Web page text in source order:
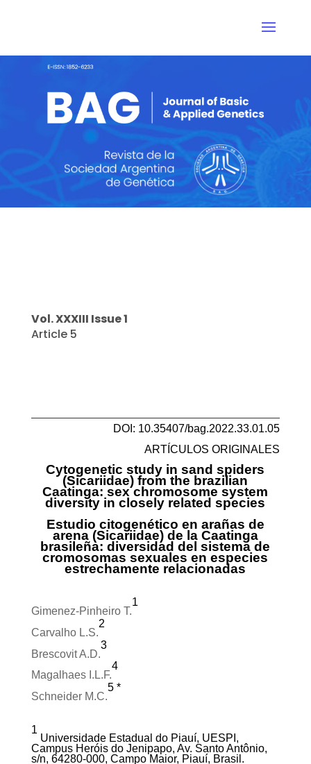
Vol. XXXIII Issue 1
Article 5
DOI: 10.35407/bag.2022.33.01.05
ARTÍCULOS ORIGINALES
Cytogenetic study in sand spiders
(Sicariidae) from the brazilian
Caatinga: sex chromosome system
diversity in closely related species
Estudio citogenético en arañas de
arena (Sicariidae) de la Caatinga
brasileña: diversidad del sistema de
cromosomas sexuales en especies
estrechamente relacionadas
Gimenez-Pinheiro T.
1
Carvalho L.S.
2
Brescovit A.D.
3
Magalhaes I.L.F.
4
Schneider M.C.
5 *
1
Universidade Estadual do Piauí, UESPI,
Campus Heróis do Jenipapo, Av. Santo Antônio,
s/n, 64280-000, Campo Maior, Piauí, Brasil.